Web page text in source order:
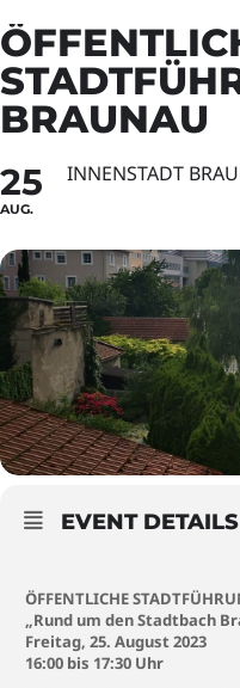
BRAUNAU
25
AUG.
INNENSTADT
EVENT DETAILS
ÖFFENTLICHE
„Rund um den Stadtbach
Freitag, 25. August 2023
16:00 bis 17:30 Uhr